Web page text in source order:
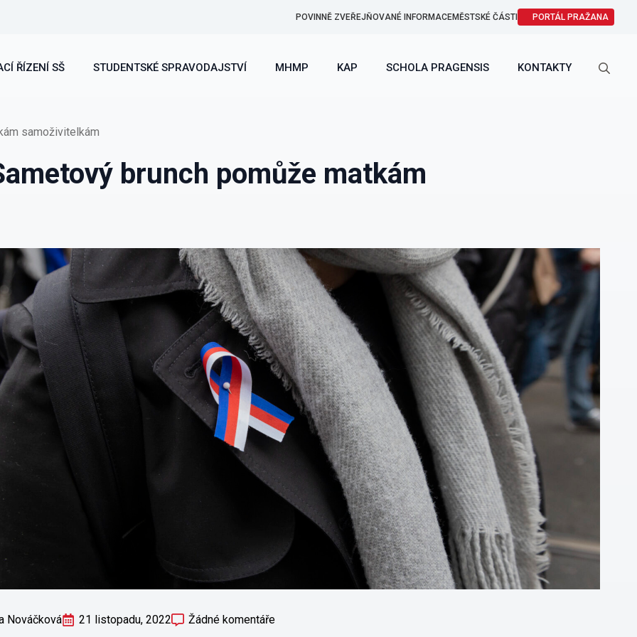
POVINNĚ ZVEŘEJŇOVANÉ INFORMACEMĚSTSKÉ ČÁSTI PORTÁL PRAŽANA
ŘÍZENÍ SŠ STUDENTSKÉ SPRAVODAJSTVÍ MHMP KAP SCHOLA PRAGENSIS KONTAKTY
samoživitelkám
brunch pomůže matkám
Nováčková 21 listopadu, 2022 Žádné komentáře